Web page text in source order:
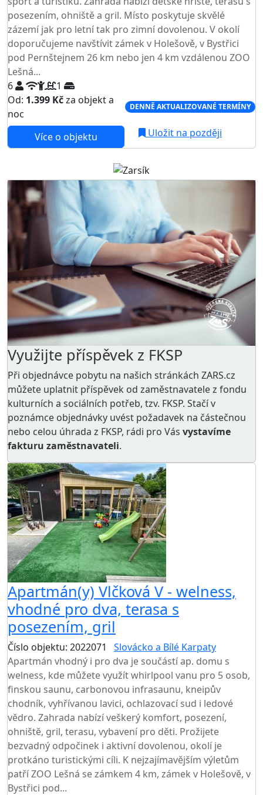
posezením, ohniště a gril. Místo poskytuje skvělé
zázemí jak pro letní tak pro zimní dovolenou. V okolí
doporučujeme navštívit zámek v Holešově, v Bystřici
pod Pernštejnem 26 km nebo jen 4 km vzdálenou ZOO
Lešná...
6
1
Od: 1.399 Kčza objekt a
noc
DENNĚ AKTUALIZOVANÉ TERMÍNY
Více o objektu Uložit na později
Využijte příspěvek z FKSP
Při objednávce pobytu na našich stránkách ZARS.cz
můžete uplatnit příspěvek od zaměstnavatele z fondu
kulturních a sociálních potřeb, tzv. FKSP. Stačí v
poznámce objednávky uvést požadavek na částečnou
nebo celou úhrada z FKSP, rádi pro Vás vystavíme
fakturu zaměstnavateli.
Apartmán(y) Vlčková V - welness,
vhodné pro dva, terasa s
posezením, gril
Číslo objektu: 2022071
Slovácko a Bílé Karpaty
Apartmán vhodný i pro dva je součástí ap. domu s
welness, kde můžete využít whirlpool vanu pro 5 osob,
finskou saunu, carbonovou infrasaunu, kneipův
chodník, vyhřívanou lavici, ochlazovací sud i ledové
vědro. Zahrada nabízí veškerý komfort, posezení,
ohniště, gril, terasu, vybavení pro děti. Prožijete
bezvadný odpočinek i aktivní dovolenou, okolí je
protkáno turistickými cíli. K nejzajímavějším výletům
patří ZOO Lešná se zámkem 4 km, zámek v Holešově, v
Bystřici pod...